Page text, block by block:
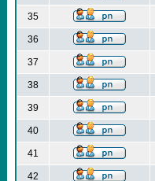
35
36
37
38
39
40
41
42